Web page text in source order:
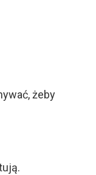
żeby